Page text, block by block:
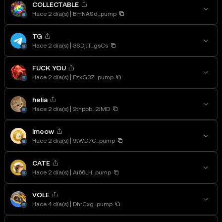
COLLECTABLE
Hace 2 día(s) BmNASd...pump
TG
Hace 2 día(s) 3SDjJT...gsCs
FUCK YOU
Hace 2 día(s) FzxG3Z...pump
helia
Hace 2 día(s) 2tnppb...2JMD
lmeow
Hace 2 día(s) 9tWD7C...pump
CATE
Hace 2 día(s) Ai66LH...pump
VOLE
Hace 4 día(s) DhrCxg...pump